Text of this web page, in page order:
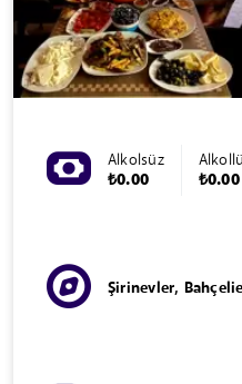
Alkolsüz
₺0.00
Alkollü
₺0.00
Şirinevler,